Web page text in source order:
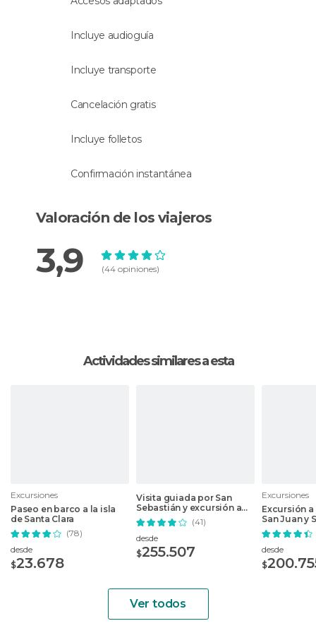
Incluye audioguía
Incluye transporte
Cancelación gratis
Incluye folletos
Confirmación instantánea
Valoración de los viajeros
3,9 (44 opiniones)
Actividades similares a esta
Excursiones
Paseo en barco a la isla
de Santa Clara
(78)
desde
$23.678
Visita guiada por San
Sebastián y excursión a
Biarritz y Bayona
(41)
desde
$255.507
Excursiones
Excursión
San Juan y
desde
$
Ver todos